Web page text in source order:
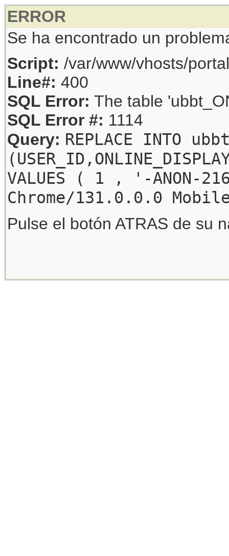
ERROR
Se ha encontrado un
Script: /var/www/vhosts/
Line#: 400
SQL Error: The table
SQL Error #: 1114
Query: REPLACE INTO
VALUES ( 1 , '-
Chrome/131.0.0.0
Pulse el botón ATRAS de su